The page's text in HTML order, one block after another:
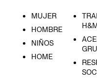
MUJER
HOMBRE
NIÑOS
HOME